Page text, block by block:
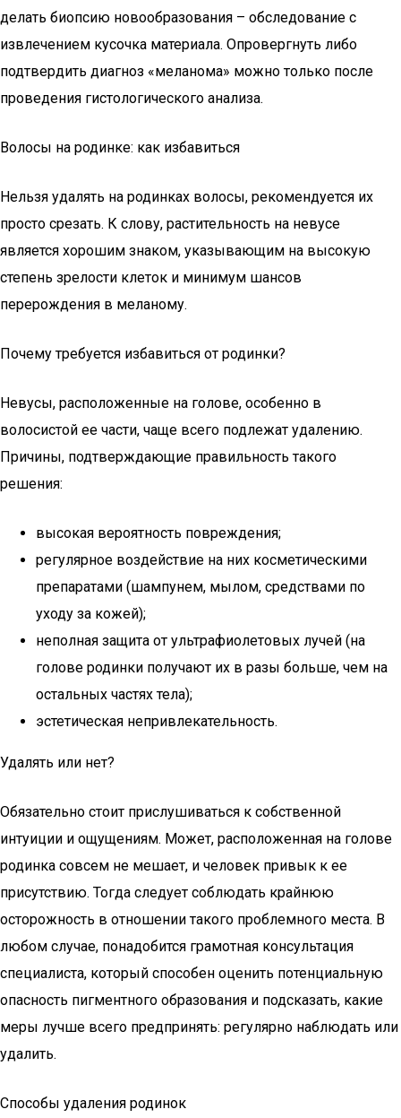
делать биопсию новообразования – обследование с
извлечением кусочка материала. Опровергнуть либо
подтвердить диагноз «меланома» можно только после
проведения гистологического анализа.
Волосы на родинке: как избавиться
Нельзя удалять на родинках волосы, рекомендуется их
просто срезать. К слову, растительность на невусе
является хорошим знаком, указывающим на высокую
степень зрелости клеток и минимум шансов
перерождения в меланому.
Почему требуется избавиться от родинки?
Невусы, расположенные на голове, особенно в
волосистой ее части, чаще всего подлежат удалению.
Причины, подтверждающие правильность такого
решения:
высокая вероятность повреждения;
регулярное воздействие на них косметическими
препаратами (шампунем, мылом, средствами по
уходу за кожей);
неполная защита от ультрафиолетовых лучей (на
голове родинки получают их в разы больше, чем на
остальных частях тела);
эстетическая непривлекательность.
Удалять или нет?
Обязательно стоит прислушиваться к собственной
интуиции и ощущениям. Может, расположенная на голове
родинка совсем не мешает, и человек привык к ее
присутствию. Тогда следует соблюдать крайнюю
осторожность в отношении такого проблемного места. В
любом случае, понадобится грамотная консультация
специалиста, который способен оценить потенциальную
опасность пигментного образования и подсказать, какие
меры лучше всего предпринять: регулярно наблюдать или
удалить.
Способы удаления родинок